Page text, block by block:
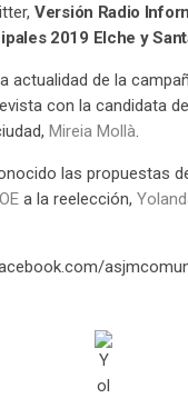
Versión Radio
2019 Elche y
actualidad de la
con la candidata de
Mireia Mollà.
las propuestas
a la reelección,
Y
ol